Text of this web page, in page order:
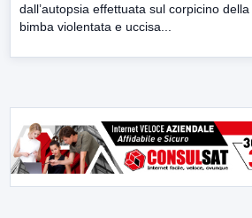
dall’autopsia effettuata sul corpicino
bimba violentata e uccisa...